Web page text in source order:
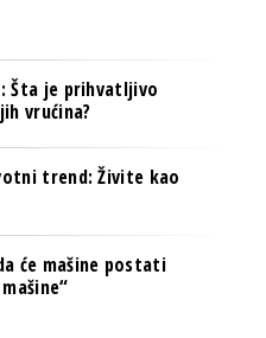
Šta je prihvatljivo
vrućina?
trend: Živite kao
će mašine postati